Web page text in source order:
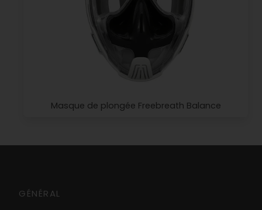
Masque de plongée Freebreath Balance
GÉNÉRAL